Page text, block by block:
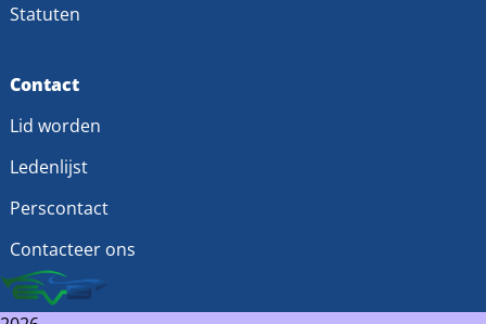
Statuten
Contact
Lid worden
Ledenlijst
Perscontact
Contacteer ons